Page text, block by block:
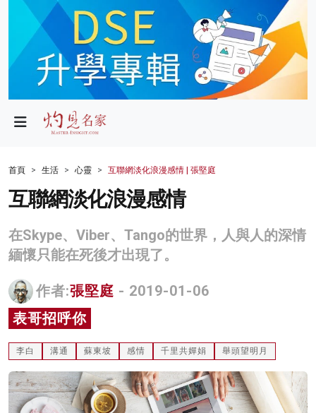
政局
財經
生活
商業
科技
影片
關於我們
首頁 生活 心靈 互聯網淡化浪漫感情 | 張堅庭
互聯網淡化浪漫感情
在Skype、Viber、Tango的世界，人與人的深情
緬懷只能在死後才出現了。
作者:張堅庭 - 2019-01-06
表哥招呼你
李白 溝通 蘇東坡 感情 千里共嬋娟 舉頭望明月